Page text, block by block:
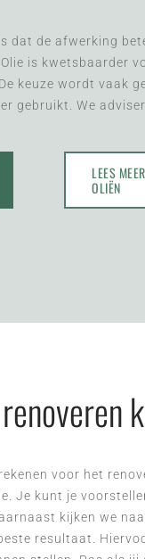
dat de afwerking
is kwetsbaarder
keuze wordt vaak
gebruikt. We
LEES
OLIËN
voor het
Je kunt je
kijken we
resultaat.